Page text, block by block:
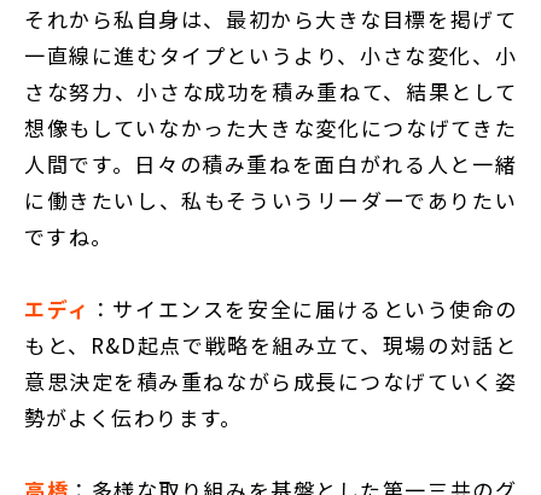
それから私自身は、最初から大きな目標を掲げて
一直線に進むタイプというより、小さな変化、小
さな努力、小さな成功を積み重ねて、結果として
想像もしていなかった大きな変化につなげてきた
人間です。日々の積み重ねを面白がれる人と一緒
に働きたいし、私もそういうリーダーでありたい
ですね。
エディ ：サイエンスを安全に届けるという使命の
もと、R&D起点で戦略を組み立て、現場の対話と
意思決定を積み重ねながら成長につなげていく姿
勢がよく伝わります。